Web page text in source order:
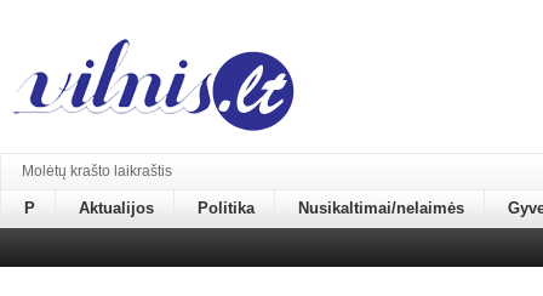
Molėtų krašto laikraštis
P Aktualijos Politika Nusikaltimai/nelaimės